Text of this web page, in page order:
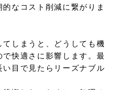
なコスト削減に繋がりま
しまうと、どうしても機
快適さに影響します。最
目で見たらリーズナブル